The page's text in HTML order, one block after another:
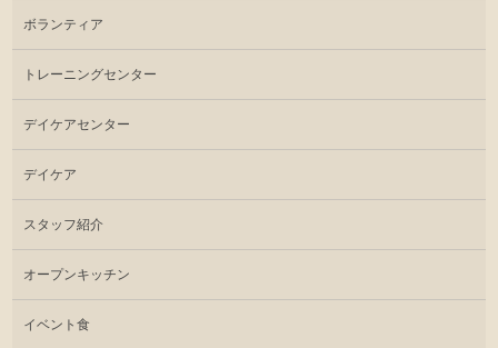
ボランティア
トレーニングセンター
デイケアセンター
デイケア
スタッフ紹介
オープンキッチン
イベント食